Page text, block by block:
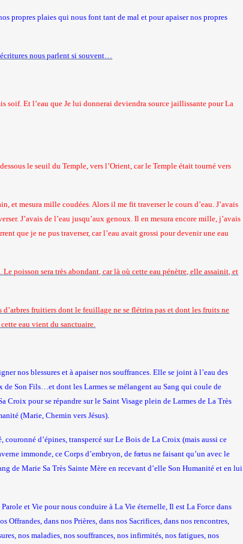
propres plaies qui nous font tant de mal et pour apaiser nos propres
nous parlent si souvent…
soif. Et l’eau que Je lui donnerai deviendra source jaillissante pour La
le seuil du Temple, vers l’Orient, car le Temple était tourné vers
et mesura mille coudées. Alors il me fit traverser le cours d’eau. J’avais
J’avais de l’eau jusqu’aux genoux. Il en mesura encore mille, j’avais
que je ne pus traverser, car l’eau avait grossi pour devenir une eau
poisson sera très abondant, car là où cette eau pénètre, elle assainit, et
fruitiers dont le feuillage ne se flétrira pas et dont les fruits ne
eau vient du sanctuaire.
nos blessures et à apaiser nos souffrances. Elle se joint à l’eau des
Son Fils…et dont les Larmes se mélangent au Sang qui coule de
Croix pour se répandre sur le Saint Visage plein de Larmes deLa Très
(Marie, Chemin vers Jésus).
d’épines, transpercé sur Le Bois de La Croix (mais aussi ce
immonde, ce Corps d’embryon, de fœtus ne faisant qu’un avec le
de Marie Sa Très Sainte Mère en recevant d’elle Son Humanité et en lui
et Vie pour nous conduire à La Vie éternelle, Il est La Force dans
Offrandes, dans nos Prières, dans nos Sacrifices, dans nos rencontres,
nos maladies, nos souffrances, nos infirmités, nos fatigues, nos